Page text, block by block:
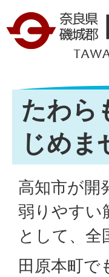
たわら
じめま
高知市が開
弱りやすい
として、全
田原本町で